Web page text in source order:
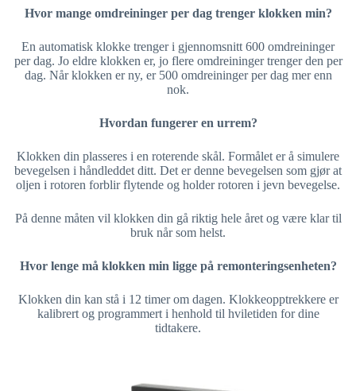
Hvor mange omdreininger per dag trenger klokken min?
En automatisk klokke trenger i gjennomsnitt 600 omdreininger
per dag. Jo eldre klokken er, jo flere omdreininger trenger den per
dag. Når klokken er ny, er 500 omdreininger per dag mer enn
nok.
Hvordan fungerer en urrem?
Klokken din plasseres i en roterende skål. Formålet er å simulere
bevegelsen i håndleddet ditt. Det er denne bevegelsen som gjør at
oljen i rotoren forblir flytende og holder rotoren i jevn bevegelse.
På denne måten vil klokken din gå riktig hele året og være klar til
bruk når som helst.
Hvor lenge må klokken min ligge på remonteringsenheten?
Klokken din kan stå i 12 timer om dagen. Klokkeopptrekkere er
kalibrert og programmert i henhold til hviletiden for dine
tidtakere.